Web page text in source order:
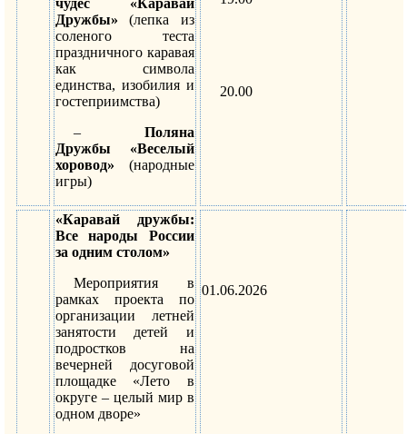
Дружбы» (лепка из
соленого теста
праздничного каравая
как символа
единства, изобилия и
гостеприимства)
– Поляна
Дружбы «Веселый
хоровод» (народные
игры)
20.00
«Каравай дружбы:
Все народы России
за одним столом»
Мероприятия в
рамках проекта по
организации летней
занятости детей и
подростков на
вечерней досуговой
площадке «Лето в
округе – целый мир в
одном дворе»
01.06.2026